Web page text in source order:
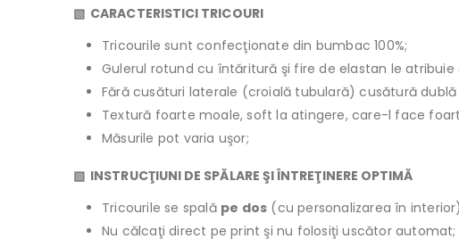
▧ CARACTERISTICI TRICOURI
Tricourile sunt confecţionate din bumbac 100%;
Gulerul rotund cu întăritură şi fire de elastan le
Fără cusături laterale (croială tubulară) cusătură
Textură foarte moale, soft la atingere, care-l face
Măsurile pot varia uşor;
▧ INSTRUCŢIUNI DE SPĂLARE ŞI ÎNTREŢINERE OPTIMĂ
Tricourile se spală pe dos (cu personalizarea în
Nu călcaţi direct pe print şi nu folosiţi uscător automat;